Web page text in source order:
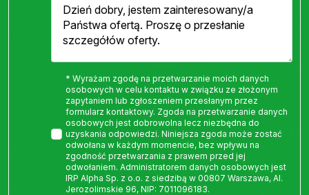
* Wyrażam zgodę na przetwarzanie moich danych
osobowych w celu kontaktu w związku ze złożonym
zapytaniem lub zgłoszeniem przesłanym przez
formularz kontaktowy. Zgoda na przetwarzanie danych
osobowych jest dobrowolna lecz niezbędna do
uzyskania odpowiedzi. Niniejsza zgoda może zostać
odwołana w każdym momencie, bez wpływu na
zgodność przetwarzania z prawem przed jej
odwołaniem. Administratorem danych osobowych jest
IRP Alpha Sp. z o.o. z siedzibą w 00807 Warszawa, Al.
Jerozolimskie 96, NIP: 7011096183.